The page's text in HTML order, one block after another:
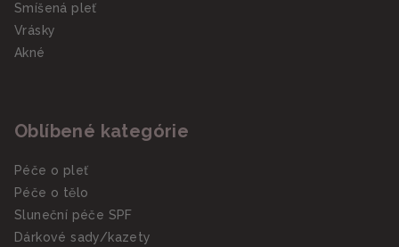
Smíšená pleť
Vrásky
Akné
Oblíbené kategórie
Péče o pleť
Péče o tělo
Sluneční péče SPF
Dárkové sady/kazety